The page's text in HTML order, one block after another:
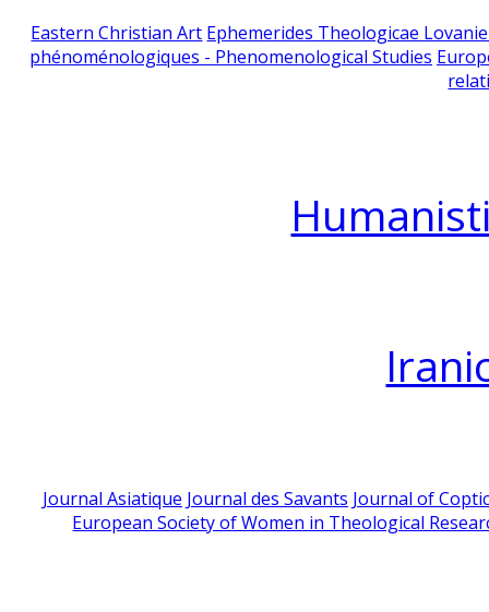
Eastern Christian Art Ephemerides Theologicae
phénoménologiques - Phenomenological Studies
Journal Asiatique Journal des Savants Journal of
European Society of Women in Theological